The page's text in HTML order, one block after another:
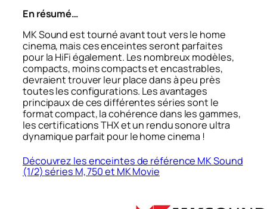
En résumé…
MK Sound est tourné avant tout vers le home
cinema, mais ces enceintes seront parfaites
pour la HiFi également. Les nombreux modèles,
compacts, moins compacts et encastrables,
devraient trouver leur place dans à peu près
toutes les configurations. Les avantages
principaux de ces différentes séries sont le
format compact, la cohérence dans les gammes,
les certifications THX et un rendu sonore ultra
dynamique parfait pour le home cinema !
Découvrez les enceintes de référence MK Sound
(1/2) séries M, 750 et MK Movie